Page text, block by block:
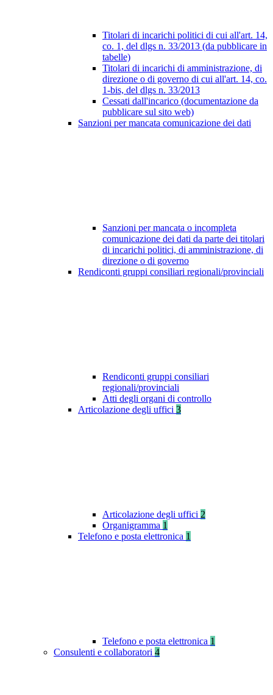
Titolari di incarichi politici di cui all'art. 14,
co. 1, del dlgs n. 33/2013 (da pubblicare in
tabelle)
Titolari di incarichi di amministrazione, di
direzione o di governo di cui all'art. 14, co.
1-bis, del dlgs n. 33/2013
Cessati dall'incarico (documentazione da
pubblicare sul sito web)
Sanzioni per mancata comunicazione dei dati
Sanzioni per mancata o incompleta
comunicazione dei dati da parte dei titolari
di incarichi politici, di amministrazione, di
direzione o di governo
Rendiconti gruppi consiliari regionali/provinciali
Rendiconti gruppi consiliari
regionali/provinciali
Atti degli organi di controllo
Articolazione degli uffici 3
Articolazione degli uffici 2
Organigramma 1
Telefono e posta elettronica 1
Telefono e posta elettronica 1
Consulenti e collaboratori 4